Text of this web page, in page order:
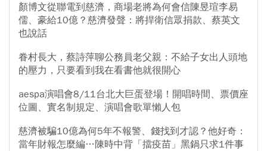
顏博文從聯電到慈濟，商場老將為何會信陳昱瑄李易
儒、豪給10億？慈濟發聲：將捍衛信眾捐款、蔡英文
也說話
眷村長大，蔡詩萍聊公務員老父親：不給子女出人頭地
的壓力，只要看到我在看書他就很開心
aespa演唱會8/11台北大巨蛋登場！開唱時間、票價座
位圖、實名制規定、演唱會歌單懶人包
慈濟被騙10億為何5年不報警、錢找到才認？他好奇：
當年財報怎麼編…陳時中背「擋疫苗」黑鍋只求1件事